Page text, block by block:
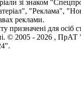
зі знаком
"Реклама",
реклами.
призначені для осіб
© 2005 - 2026 , ПрАТ